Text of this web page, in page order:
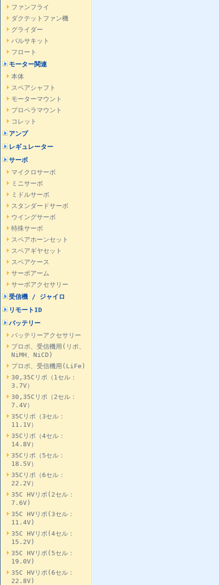
ファンフライ
ダクテットファン機
グライダー
バルサキット
フロート
モーター関連
本体
スペアシャフト
モーターマウント
プロペラマウント
コレット
アンプ
レギュレーター
サーボ
マイクロサーボ
ミニサーボ
ミドルサーボ
スタンダードサーボ
ウイングサーボ
特殊サーボ
スペアホーンセット
スペアギヤセット
スペアケース
サーボアーム
サーボアクセサリー
受信機 / ジャイロ
リモートID
バッテリー
バッテリーアクセサリー
プロポ、受信機用(リポ、
NiMH、NiCD)
プロポ、受信機用(LiFe)
30,35Cリポ（1セル：
3.7V）
30,35Cリポ（2セル：
7.4V）
35Cリポ（3セル：
11.1V）
35Cリポ（4セル：
14.8V）
35Cリポ（5セル：
18.5V）
35Cリポ（6セル：
22.2V）
35C HVリポ(2セル：
7.6V)
35C HVリポ(3セル：
11.4V)
35C HVリポ(4セル：
15.2V)
35C HVリポ(5セル：
19.0V)
35C HVリポ(6セル：
22.8V)